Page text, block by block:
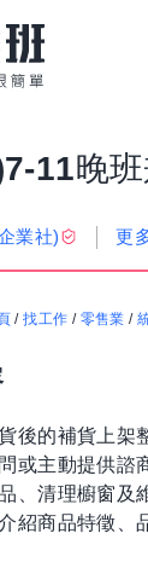
11晚
業社) 更
/找工作 / 零售業 /
後的補貨上架
或主動提供諮
、清理櫥窗及
紹商品特徵、